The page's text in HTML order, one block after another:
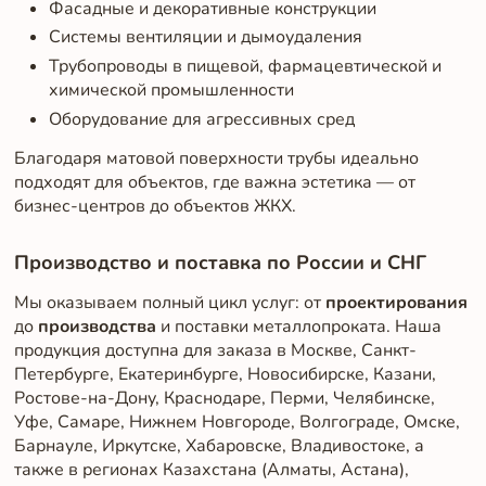
Фасадные и декоративные конструкции
Системы вентиляции и дымоудаления
Трубопроводы в пищевой, фармацевтической и
химической промышленности
Оборудование для агрессивных сред
Благодаря матовой поверхности трубы идеально
подходят для объектов, где важна эстетика — от
бизнес-центров до объектов ЖКХ.
Производство и поставка по России и СНГ
Мы оказываем полный цикл услуг: от проектирования
до производства и поставки металлопроката. Наша
продукция доступна для заказа в Москве, Санкт-
Петербурге, Екатеринбурге, Новосибирске, Казани,
Ростове-на-Дону, Краснодаре, Перми, Челябинске,
Уфе, Самаре, Нижнем Новгороде, Волгограде, Омске,
Барнауле, Иркутске, Хабаровске, Владивостоке, а
также в регионах Казахстана (Алматы, Астана),